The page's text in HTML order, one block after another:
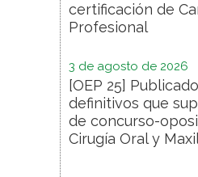
certificación de
Profesional
3 de agosto de 2026
[OEP 25]
definitivos que
de concurso-
Cirugía Oral y